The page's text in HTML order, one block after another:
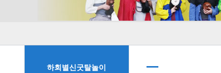
하회별신굿탈놀이